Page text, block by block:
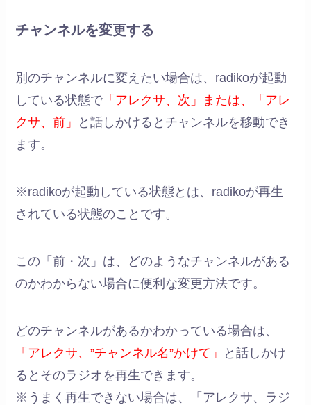
チャンネルを変更する
別のチャンネルに変えたい場合は、radikoが起動
している状態で「アレクサ、次」または、「アレ
クサ、前」
と話しかけるとチャンネルを移動でき
ます。
※radikoが起動している状態とは、radikoが再生
されている状態のことです。
この「前・次」は、どのようなチャンネルがある
のかわからない場合に便利な変更方法です。
どのチャンネルがあるかわかっている場合は、
「アレクサ、”チャンネル名”かけて」
と話しかけ
るとそのラジオを再生できます。
※うまく再生できない場合は、「アレクサ、ラジ